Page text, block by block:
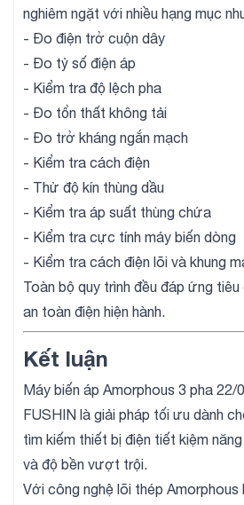
nghiêm ngặt với nhiều hạng mục
- Đo điện trở cuộn dây
- Đo tỷ số điện áp
- Kiểm tra độ lệch pha
- Đo tổn thất không tải
- Đo trở kháng ngắn mạch
- Kiểm tra cách điện
- Thử độ kín thùng dầu
- Kiểm tra áp suất thùng chứa
- Kiểm tra cực tính máy biến dòng
- Kiểm tra cách điện lõi và khung
Toàn bộ quy trình đều đáp ứng
an toàn điện hiện hành.
Kết luận
Máy biến áp Amorphous 3 pha 22/
FUSHIN là giải pháp tối ưu dành
tìm kiếm thiết bị điện tiết kiệm
và độ bền vượt trội.
Với công nghệ lõi thép Amorphous